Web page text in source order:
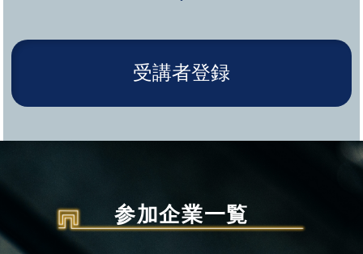
受講者登録
参加企業一覧